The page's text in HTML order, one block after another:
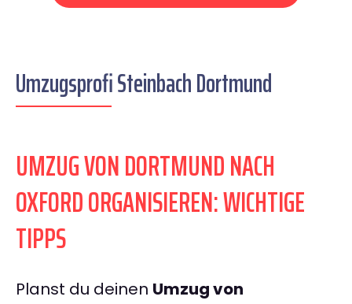
Umzugsprofi Steinbach Dortmund
UMZUG VON DORTMUND NACH
OXFORD ORGANISIEREN: WICHTIGE
TIPPS
Planst du deinen Umzug von